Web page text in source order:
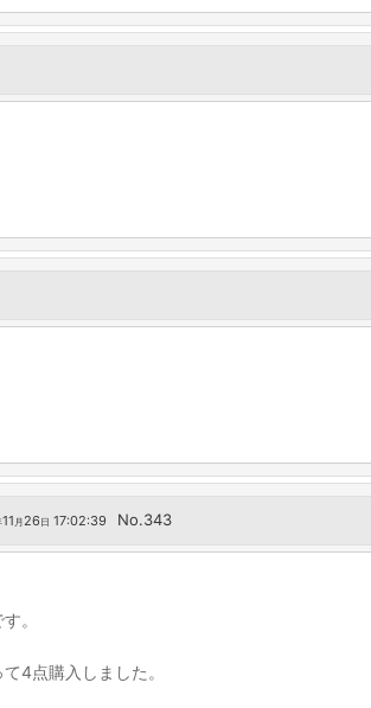
11 月26 日 17:02:39 No.343
。
4点購入しました。